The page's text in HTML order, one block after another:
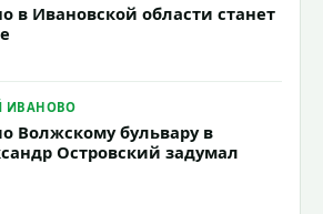
в Ивановской области станет
ИВАНОВО
Волжскому бульвару в
Островский задумал